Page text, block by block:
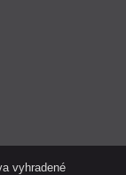
vyhradené